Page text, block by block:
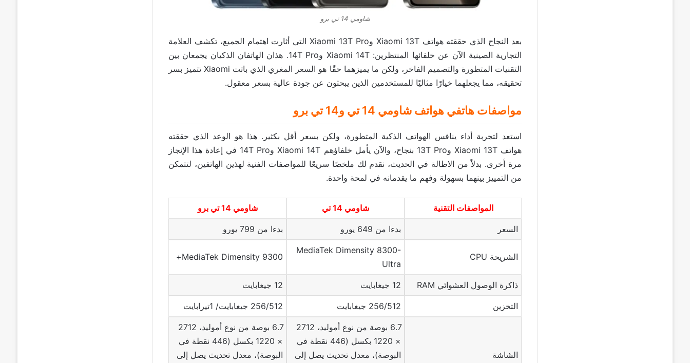
شاومي 14 تي برو
بعد النجاح الذي حققته هواتف Xiaomi 13T وXiaomi 13T Pro التي أثارت اهتمام الجميع، تكشف العلامة
التجارية الصينية الآن عن خلفائها المنتظرين: Xiaomi 14T و14T Pro. هذان الهاتفان الذكيان يجمعان بين
التقنيات المتطورة والتصميم الفاخر، ولكن ما يميزهما حقًا هو السعر المغري الذي باتت Xiaomi تتميز بسر
تحقيقه، مما يجعلهما خيارًا مثاليًا للمستخدمين الذين يبحثون عن جودة عالية بسعر معقول.
مواصفات هاتفي هواتف شاومي 14 تي و14 تي برو
استعد لتجربة أداء ينافس الهواتف الذكية المتطورة، ولكن بسعر أقل بكثير. هذا هو الوعد الذي حققته
هواتف Xiaomi 13T و13T Pro بنجاح، والآن يأمل خلفاؤهم Xiaomi 14T و14T Pro في إعادة هذا الإنجاز
مرة أخرى. بدلاً من الاطالة في الحديث، نقدم لك ملخصًا سريعًا للمواصفات الفنية لهذين الهاتفين، لتتمكن
من التمييز بينهما بسهولة وفهم ما يقدمانه في لمحة واحدة.
المواصفات التقنية شاومي 14 تي شاومي 14 تي برو
السعر بدءا من 649 يورو بدءا من 799 يورو
الشريحة CPU
MediaTek Dimensity 8300-
Ultra
MediaTek Dimensity 9300+
ذاكرة الوصول العشوائي RAM 12 جيغابايت 12 جيغابايت
التخزين 256/512 جيغابايت 256/512 جيغابايت/ 1تيرابايت
الشاشة
6.7 بوصة من نوع أموليد، 2712
× 1220 بكسل (446 نقطة في
البوصة)، معدل تحديث يصل إلى
6.7 بوصة من نوع أموليد، 2712
× 1220 بكسل (446 نقطة في
البوصة)، معدل تحديث يصل إلى